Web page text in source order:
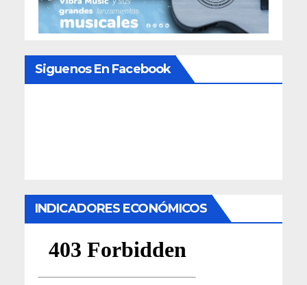
Siguenos En Facebook
INDICADORES ECONÓMICOS